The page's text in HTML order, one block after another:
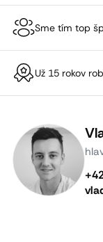
Sme tím top
Už 15 rokov